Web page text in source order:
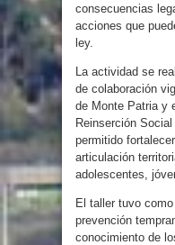
consecuencias
acciones que
ley.
La actividad se
de colaboración
de Monte Patria y
Reinserción
permitido
articulación
adolescentes,
El taller tuvo
prevención
conocimiento de